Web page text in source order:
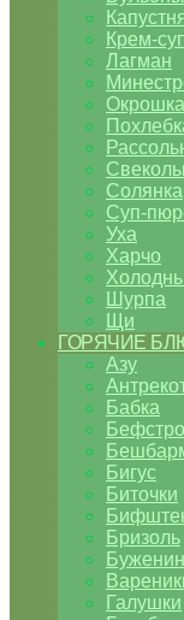
Крем-
Лагман
Окрошка
Солянка
Суп-
Уха
Харчо
Шурпа
Щи
ГОРЯЧИЕ
Азу
Бабка
Бигус
Биточки
Бризоль
Галушки